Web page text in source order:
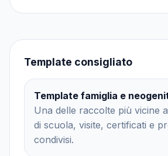
Template consigliato
Template famiglia e
Una delle raccolte più vicine
di scuola, visite, certificati e
condivisi.